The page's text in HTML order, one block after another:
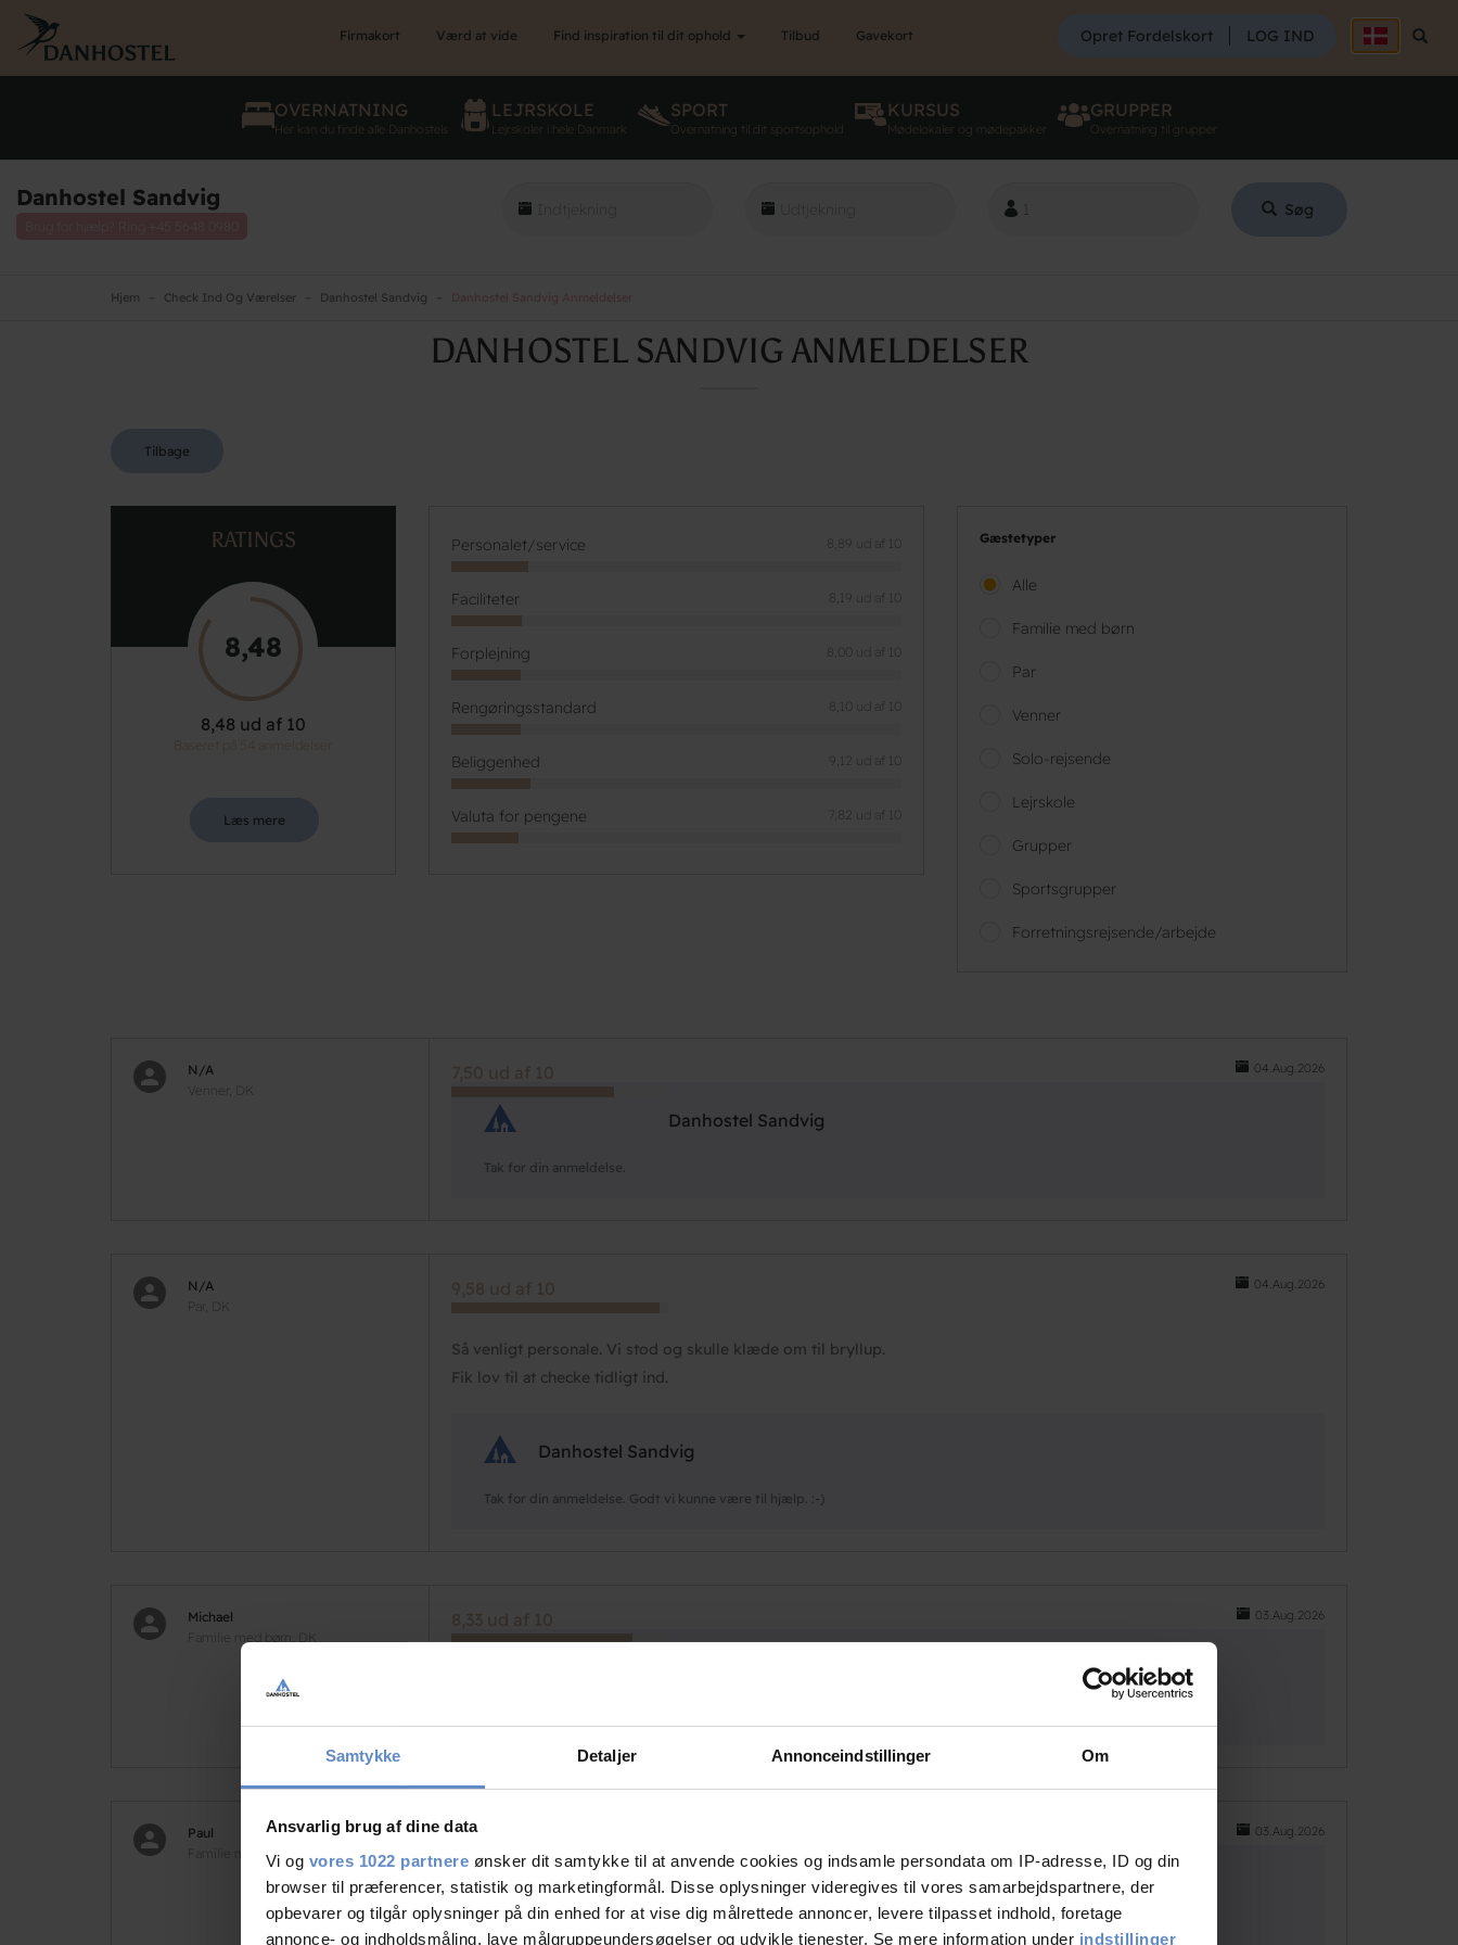
Samtykke Detaljer Annonceindstillinger Om
Ansvarlig brug af dine data
Vi og vores 1022 partnere ønsker dit samtykke til at anvende cookies og indsamle persondata om IP-adresse, ID og din
browser til præferencer, statistik og marketingformål. Disse oplysninger videregives til vores samarbejdspartnere, der
opbevarer og tilgår oplysninger på din enhed for at vise dig målrettede annoncer, levere tilpasset indhold, foretage
annonce- og indholdsmåling, lave målgruppeundersøgelser og udvikle tjenester. Se mere information under indstillinger
main
content
SØG
Søg
Opret Fordelskort LOG IND
Firmakort Værd at vide Find inspiration til dit ophold Tilbud Gavekort
OVERNATNING
Her kan du finde alle Danhostels
LEJRSKOLE
Lejrskoler i hele Danmark
SPORT
Overnatning til dit sportsophold
KURSUS
Mødelokaler og mødepakker
GRUPPER
Overnatning til grupper
Danhostel Sandvig Søg
Hjem Check Ind Og Værelser Danhostel Sandvig
DANHOSTEL SANDVIG ANMELDELSER
Tilbage
RATINGS
8,48
8,48 ud af 10
Baseret på 54 anmeldelser
Læs mere
Personalet/service 8,89 ud af 10
Faciliteter 8,19 ud af 10
Forplejning 8,00 ud af 10
Rengøringsstandard 8,10 ud af 10
Beliggenhed 9,12 ud af 10
Valuta for pengene 7,82 ud af 10
Gæstetyper
Alle
Familie med børn
Par
Venner
Solo-rejsende
Lejrskole
Grupper
Sportsgrupper
Forretningsrejsende/arbejde
N/A
Venner, DK
04.Aug.2026
7,50 ud af 10
Danhostel Sandvig
Tak for din anmeldelse.
N/A
Par, DK
04.Aug.2026
9,58 ud af 10
Så venligt personale. Vi stod og skulle klæde om til bryllup.
Fik lov til at checke tidligt ind.
Danhostel Sandvig
Tak for din anmeldelse. Godt vi kunne være til hjælp. :-)
Michael
Familie med børn, DK
03.Aug.2026
8,33 ud af 10
Paul
Familie med børn, DK
03.Aug.2026
8,00 ud af 10
Danhostel Sandvig
Tak for din anmeldelse.